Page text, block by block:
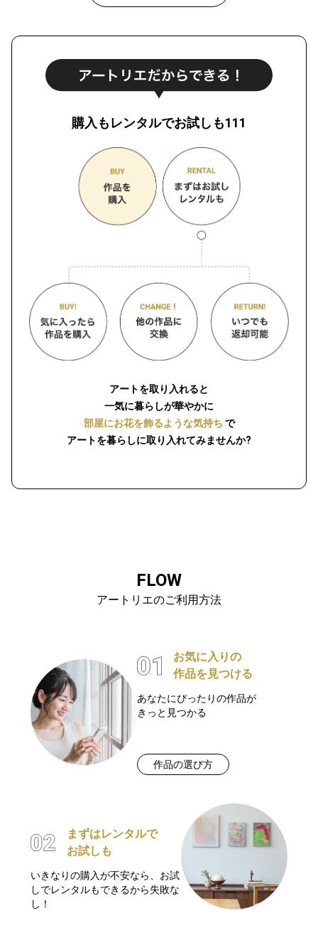
購入もレンタルでお試しも111
アートを取り入れると
一気に暮らしが華やかに
部屋にお花を飾るような気持ち で
アートを暮らしに取り入れてみませんか?
FLOW
アートリエのご利用方法
お気に入りの
作品を見つける
あなたにぴったりの作品が
きっと見つかる
作品の選び方
まずはレンタルで
お試しも
いきなりの購入が不安なら、お試
しでレンタルもできるから失敗な
し！